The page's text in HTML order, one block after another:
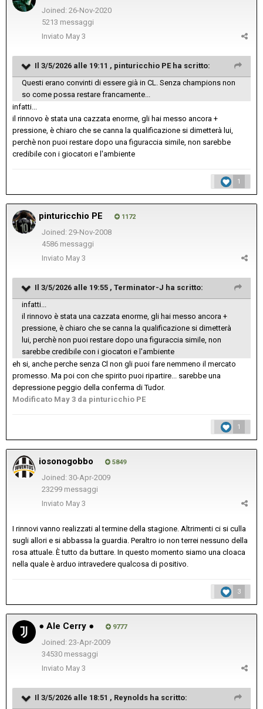
Joined: 26-Nov-2020
5213 messaggi
Inviato May 3
Il 3/5/2026 alle 19:11 , pinturicchio PE ha scritto:
Questi erano convinti di essere già in CL. Senza champions non
so come possa restare francamente...
infatti...
il rinnovo è stata una cazzata enorme, gli hai messo ancora +
pressione, è chiaro che se canna la qualificazione si dimetterà lui,
perchè non puoi restare dopo una figuraccia simile, non sarebbe
credibile con i giocatori e l'ambiente
1
pinturicchio PE 1172
Joined: 29-Nov-2008
4586 messaggi
Inviato May 3
Il 3/5/2026 alle 19:55 , Terminator-J ha scritto:
infatti...
il rinnovo è stata una cazzata enorme, gli hai messo ancora +
pressione, è chiaro che se canna la qualificazione si dimetterà
lui, perchè non puoi restare dopo una figuraccia simile, non
sarebbe credibile con i giocatori e l'ambiente
eh si, anche perche senza Cl non gli puoi fare nemmeno il mercato
promesso. Ma poi con che spirito puoi ripartire... sarebbe una
depressione peggio della conferma di Tudor.
Modificato May 3 da pinturicchio PE
1
iosonogobbo 5849
Joined: 30-Apr-2009
23299 messaggi
Inviato May 3
I rinnovi vanno realizzati al termine della stagione. Altrimenti ci si culla
sugli allori e si abbassa la guardia. Peraltro io non terrei nessuno della
rosa attuale. È tutto da buttare. In questo momento siamo una cloaca
nella quale è arduo intravedere qualcosa di positivo.
3
● Ale Cerry ● 9777
Joined: 23-Apr-2009
34530 messaggi
Inviato May 3
Il 3/5/2026 alle 18:51 , Reynolds ha scritto: